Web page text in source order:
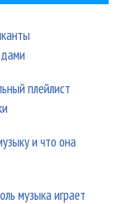
плейлист
и что она
музыка играет